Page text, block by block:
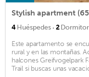
4Huéspedes · 2
Este apartamento se
rural y en las montañas.
halcones Greifvogelpark
Trail si buscas unas